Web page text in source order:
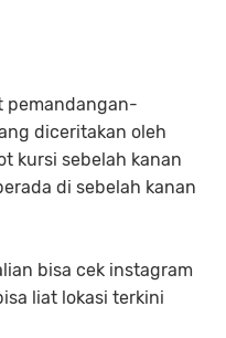
pemandangan-
diceritakan oleh
kursi sebelah kanan
di sebelah kanan
bisa cek instagram
liat lokasi terkini